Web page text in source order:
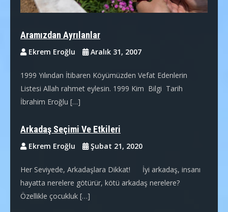
Aramızdan Ayrılanlar
Ekrem Eroğlu Aralık 31, 2007
1999 Yılından İtibaren Köyümüzden Vefat Edenlerin
Listesi Allah rahmet eylesin. 1999 Kim Bilgi Tarih
İbrahim Eroğlu […]
Arkadaş Seçimi Ve Etkileri
Ekrem Eroğlu Şubat 21, 2020
Her Seviyede, Arkadaşlara Dikkat! İyi arkadaş, insanı
hayatta nerelere götürür, kötü arkadaş nerelere?
Özellikle çocukluk […]